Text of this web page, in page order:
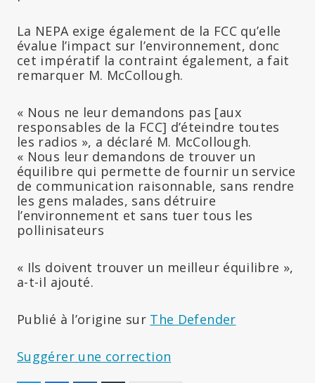
La NEPA exige également de la FCC qu’elle
évalue l’impact sur l’environnement, donc
cet impératif la contraint également, a fait
remarquer M. McCollough.
« Nous ne leur demandons pas [aux
responsables de la FCC] d’éteindre toutes
les radios », a déclaré M. McCollough.
« Nous leur demandons de trouver un
équilibre qui permette de fournir un service
de communication raisonnable, sans rendre
les gens malades, sans détruire
l’environnement et sans tuer tous les
pollinisateurs
« Ils doivent trouver un meilleur équilibre »,
a-t-il ajouté.
Publié à l’origine sur The Defender
Suggérer une correction